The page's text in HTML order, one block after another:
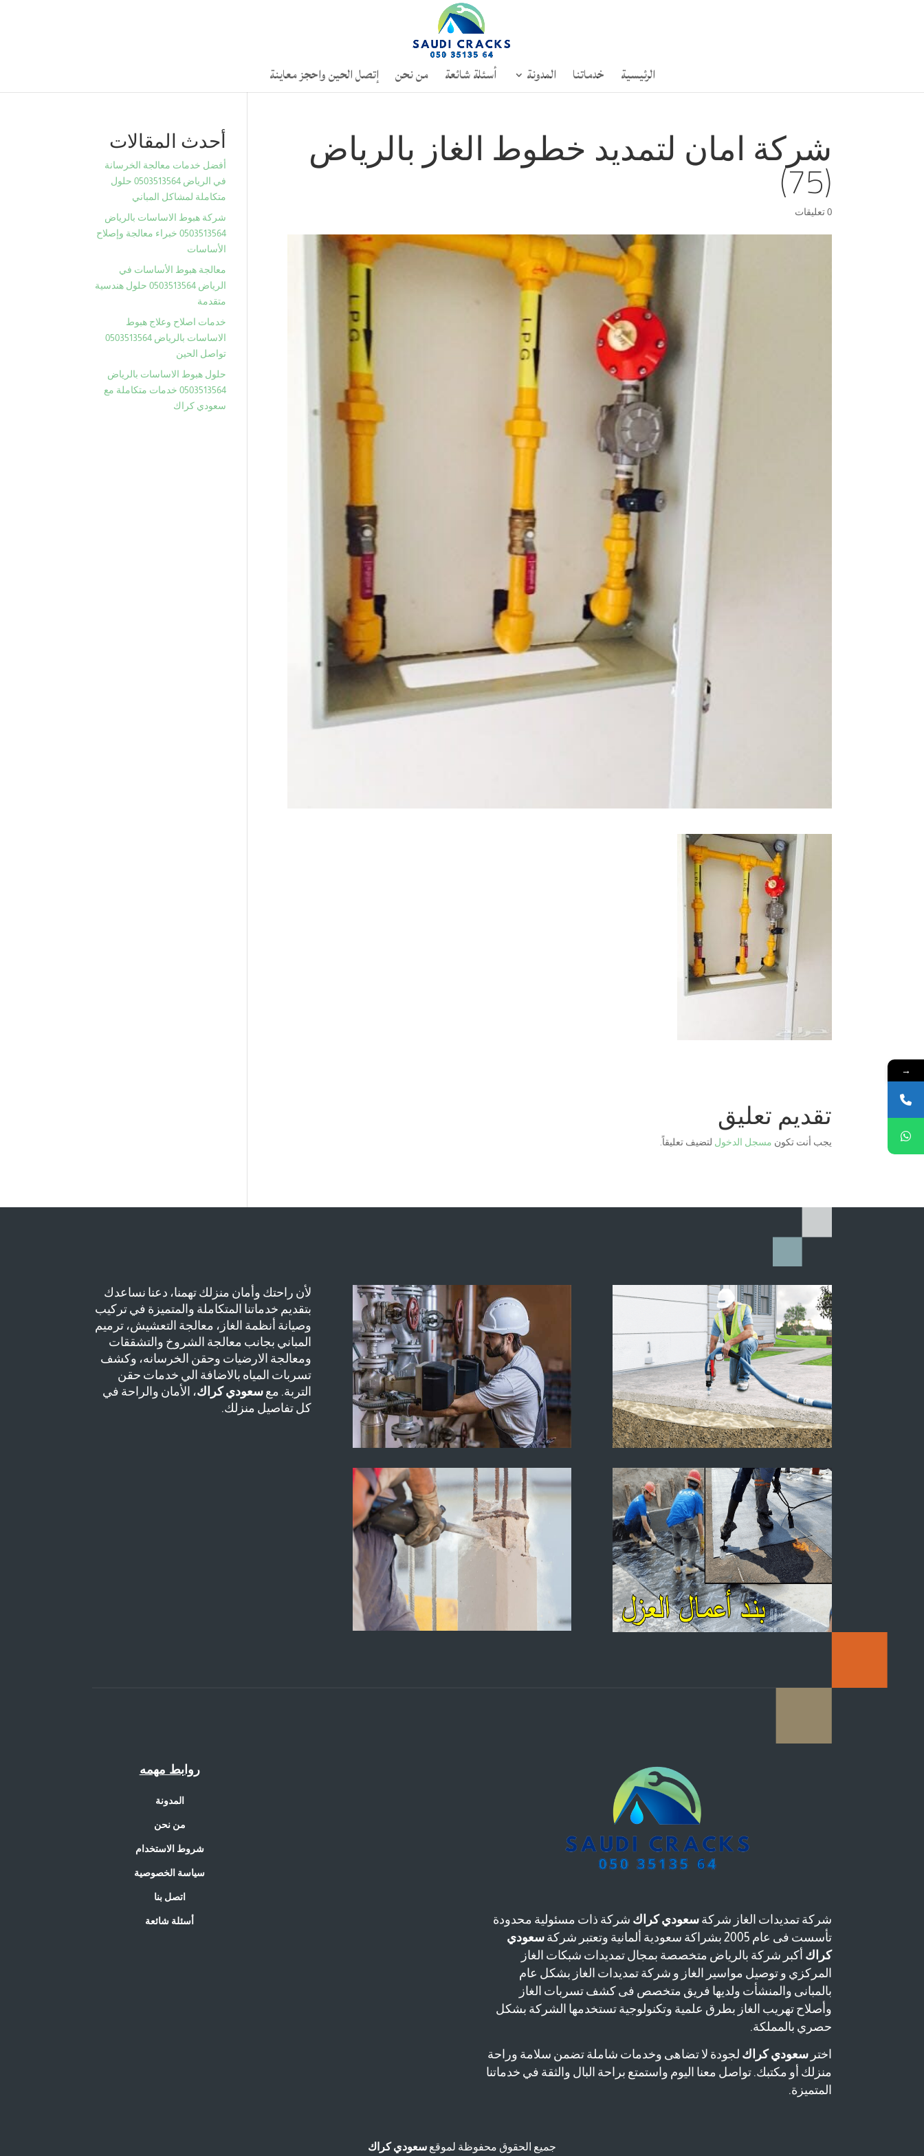
الرئيسية خدماتنا المدونة أسئلة شائعة من نحن إتصل الحين واحجز معاينة
شركة امان لتمديد خطوط الغاز بالرياض
(75)0 تعليقات
تقديم تعليق
يجب أنت تكون مسجل الدخول لتضيف تعليقاً.
أحدث المقالات
أفضل خدمات معالجة الخرسانة
في الرياض 0503513564 حلول
متكاملة لمشاكل المباني
شركة هبوط الاساسات بالرياض
0503513564 خبراء معالجة وإصلاح
الأساسات
معالجة هبوط الأساسات في
الرياض 0503513564 حلول هندسية
متقدمة
خدمات اصلاح وعلاج هبوط
الاساسات بالرياض 0503513564
تواصل الحين
حلول هبوط الاساسات بالرياض
0503513564 خدمات متكاملة مع
سعودي كراك
لأن راحتك وأمان منزلك تهمنا، دعنا نساعدك
بتقديم خدماتنا المتكاملة والمتميزة في تركيب
وصيانة أنظمة الغاز، معالجة التعشيش، ترميم
المباني بجانب معالجة الشروخ والتشققات
ومعالجة الارضيات وحقن الخرسانه، وكشف
تسربات المياه بالاضافة الي خدمات حقن
التربة. مع سعودي كراك، الأمان والراحة في
كل تفاصيل منزلك.
روابط مهمه
المدونة
من نحن
شروط الاستخدام
سياسة الخصوصية
اتصل بنا
أسئلة شائعة شركة تمديدات الغاز شركةسعودي كراك شركة ذات مسئولية محدودة
تأسست فى عام 2005 بشراكة سعودية ألمانية وتعتبر شركة
سعودي
كراك أكبر شركة بالرياض متخصصة بمجال تمديدات شبكات الغاز
المركزي و توصيل مواسير الغاز و شركة تمديدات الغاز بشكل عام
بالمبانى والمنشأت ولديها فريق متخصص فى كشف تسربات الغاز
وأصلاح تهريب الغاز بطرق علمية وتكنولوجية تستخدمها الشركة بشكل
حصري بالمملكة.
اخترسعودي كراك لجودة لا تضاهى وخدمات شاملة تضمن سلامة وراحة
منزلك أو مكتبك. تواصل معنا اليوم واستمتع براحة البال والثقة في خدماتنا
المتميزة.
جميع الحقوق محفوظة لموقع سعودي كراك
→